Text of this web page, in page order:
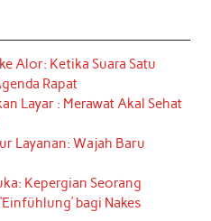
Alor: Ketika Suara Satu
Rapat
Layar : Merawat Akal Sehat
Layanan: Wajah Baru
Kepergian Seorang
bagi Nakes